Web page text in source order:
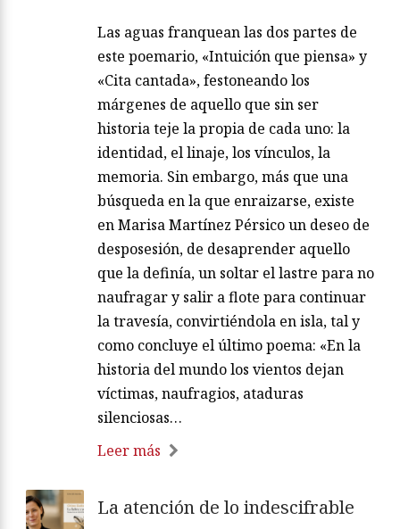
Las aguas franquean las dos partes de
este poemario, «Intuición que piensa» y
«Cita cantada», festoneando los
márgenes de aquello que sin ser
historia teje la propia de cada uno: la
identidad, el linaje, los vínculos, la
memoria. Sin embargo, más que una
búsqueda en la que enraizarse, existe
en Marisa Martínez Pérsico un deseo de
desposesión, de desaprender aquello
que la definía, un soltar el lastre para no
naufragar y salir a flote para continuar
la travesía, convirtiéndola en isla, tal y
como concluye el último poema: «En la
historia del mundo los vientos dejan
víctimas, naufragios, ataduras
silenciosas…
Leer más
La atención de lo indescifrable